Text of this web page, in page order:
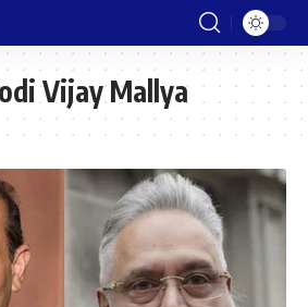
Vijay Mallya